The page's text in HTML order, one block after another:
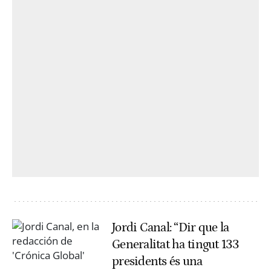
Jordi Canal: “Dir que la
Generalitat ha tingut 133
presidents és una